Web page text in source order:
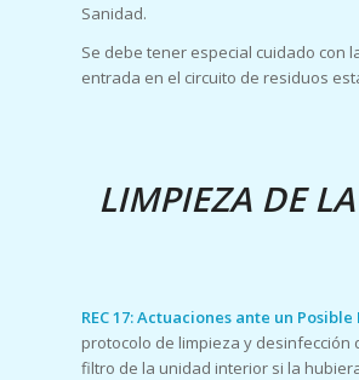
Sanidad.
Se debe tener especial cuidado con
entrada en el circuito de residuos
LIMPIEZA DE
REC 17: Actuaciones ante un
protocolo de limpieza y
filtro de la unidad interior si la